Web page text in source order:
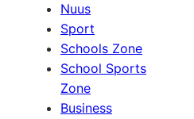
Nuus
Sport
Schools Zone
School Sports
Zone
Business